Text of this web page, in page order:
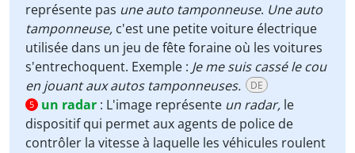
représente pas une auto tamponneuse. Une auto
tamponneuse, c'est une petite voiture électrique
utilisée dans un jeu de fête foraine où les voitures
s'entrechoquent. Exemple : Je me suis cassé le cou
en jouant aux autos tamponneuses.
DE
5 un radar : L'image représente un radar, le
dispositif qui permet aux agents de police de
contrôler la vitesse à laquelle les véhicules roulent